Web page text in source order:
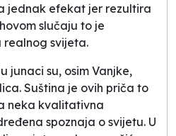
jednak efekat jer rezultira
slučaju to je
realnog svijeta.
junaci su, osim Vanjke,
Suština je ovih priča to
neka kvalitativna
spoznaja o svijetu. U